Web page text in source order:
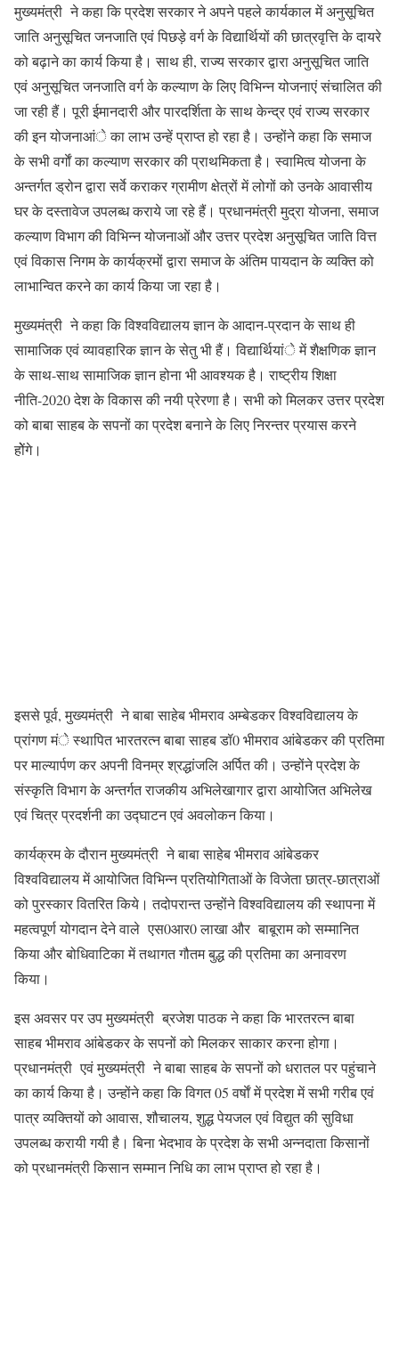
मुख्यमंत्री ने कहा कि प्रदेश सरकार ने अपने पहले कार्यकाल में अनुसूचित
जाति अनुसूचित जनजाति एवं पिछड़े वर्ग के विद्यार्थियों की छात्रवृत्ति के दायरे
को बढ़ाने का कार्य किया है। साथ ही, राज्य सरकार द्वारा अनुसूचित जाति
एवं अनुसूचित जनजाति वर्ग के कल्याण के लिए विभिन्न योजनाएं संचालित की
जा रही हैं। पूरी ईमानदारी और पारदर्शिता के साथ केन्द्र एवं राज्य सरकार
की इन योजनाआंे का लाभ उन्हें प्राप्त हो रहा है। उन्होंने कहा कि समाज
के सभी वर्गाें का कल्याण सरकार की प्राथमिकता है। स्वामित्व योजना के
अन्तर्गत ड्रोन द्वारा सर्वे कराकर ग्रामीण क्षेत्रों में लोगों को उनके आवासीय
घर के दस्तावेज उपलब्ध कराये जा रहे हैं। प्रधानमंत्री मुद्रा योजना, समाज
कल्याण विभाग की विभिन्न योजनाओं और उत्तर प्रदेश अनुसूचित जाति वित्त
एवं विकास निगम के कार्यक्रमों द्वारा समाज के अंतिम पायदान के व्यक्ति को
लाभान्वित करने का कार्य किया जा रहा है।
मुख्यमंत्री ने कहा कि विश्वविद्यालय ज्ञान के आदान-प्रदान के साथ ही
सामाजिक एवं व्यावहारिक ज्ञान के सेतु भी हैं। विद्यार्थियांे में शैक्षणिक ज्ञान
के साथ-साथ सामाजिक ज्ञान होना भी आवश्यक है। राष्ट्रीय शिक्षा
नीति-2020 देश के विकास की नयी प्रेरणा है। सभी को मिलकर उत्तर प्रदेश
को बाबा साहब के सपनों का प्रदेश बनाने के लिए निरन्तर प्रयास करने
होेंगे।
इससे पूर्व, मुख्यमंत्री ने बाबा साहेब भीमराव अम्बेडकर विश्वविद्यालय के
प्रांगण मंे स्थापित भारतरत्न बाबा साहब डॉ0 भीमराव आंबेडकर की प्रतिमा
पर माल्यार्पण कर अपनी विनम्र श्रद्धांजलि अर्पित की। उन्होंने प्रदेश के
संस्कृति विभाग के अन्तर्गत राजकीय अभिलेखागार द्वारा आयोजित अभिलेख
एवं चित्र प्रदर्शनी का उद्घाटन एवं अवलोकन किया।
कार्यक्रम के दौरान मुख्यमंत्री ने बाबा साहेब भीमराव आंबेडकर
विश्वविद्यालय में आयोजित विभिन्न प्रतियोगिताओं के विजेता छात्र-छात्राओं
को पुरस्कार वितरित किये। तदोपरान्त उन्होंने विश्वविद्यालय की स्थापना में
महत्वपूर्ण योगदान देने वाले एस0आर0 लाखा और बाबूराम को सम्मानित
किया और बोधिवाटिका में तथागत गौतम बुद्ध की प्रतिमा का अनावरण
किया।
इस अवसर पर उप मुख्यमंत्री ब्रजेश पाठक ने कहा कि भारतरत्न बाबा
साहब भीमराव आंबेडकर के सपनों को मिलकर साकार करना होगा।
प्रधानमंत्री एवं मुख्यमंत्री ने बाबा साहब के सपनों को धरातल पर पहुंचाने
का कार्य किया है। उन्होंने कहा कि विगत 05 वर्षाें में प्रदेश में सभी गरीब एवं
पात्र व्यक्तियों को आवास, शौचालय, शुद्ध पेयजल एवं विद्युत की सुविधा
उपलब्ध करायी गयी है। बिना भेदभाव के प्रदेश के सभी अन्नदाता किसानों
को प्रधानमंत्री किसान सम्मान निधि का लाभ प्राप्त हो रहा है।